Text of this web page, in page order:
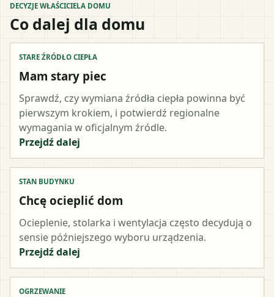
DECYZJE WŁAŚCICIELA DOMU
Co dalej dla domu
STARE ŹRÓDŁO CIEPŁA
Mam stary piec
Sprawdź, czy wymiana źródła ciepła powinna być
pierwszym krokiem, i potwierdź regionalne
wymagania w oficjalnym źródle.
Przejdź dalej
STAN BUDYNKU
Chcę ocieplić dom
Ocieplenie, stolarka i wentylacja często decydują o
sensie późniejszego wyboru urządzenia.
Przejdź dalej
OGRZEWANIE